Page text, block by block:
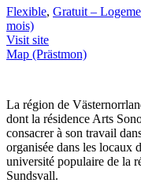
Flexible, Gratuit –
mois)
Visit site
Map (Prästmon)
La région de
dont la résidence Arts
consacrer à son travail
organisée dans les locaux
université populaire de la
Sundsvall.